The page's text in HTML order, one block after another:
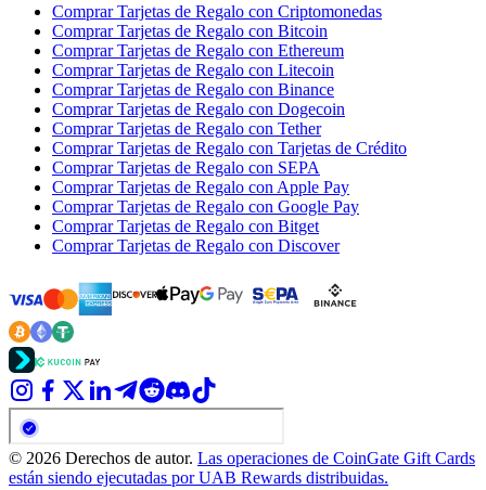
Comprar Tarjetas de Regalo con Criptomonedas
Comprar Tarjetas de Regalo con Bitcoin
Comprar Tarjetas de Regalo con Ethereum
Comprar Tarjetas de Regalo con Litecoin
Comprar Tarjetas de Regalo con Binance
Comprar Tarjetas de Regalo con Dogecoin
Comprar Tarjetas de Regalo con Tether
Comprar Tarjetas de Regalo con Tarjetas de Crédito
Comprar Tarjetas de Regalo con SEPA
Comprar Tarjetas de Regalo con Apple Pay
Comprar Tarjetas de Regalo con Google Pay
Comprar Tarjetas de Regalo con Bitget
Comprar Tarjetas de Regalo con Discover
© 2026 Derechos de autor. Las operaciones de CoinGate Gift Cards
están siendo ejecutadas por UAB Rewards distribuidas.